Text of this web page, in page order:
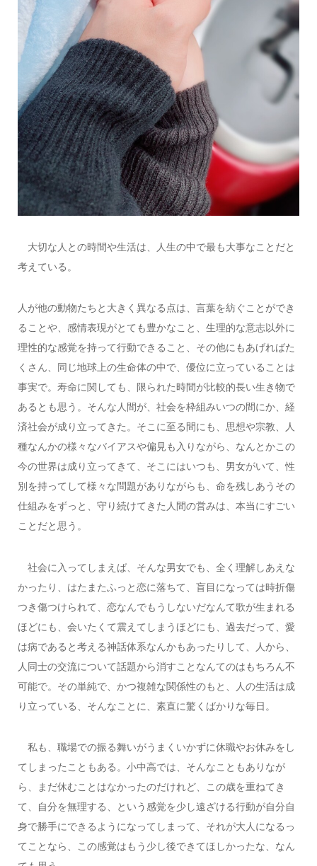
大切な人との時間や生活は、人生の中で最も大事なことだと
考えている。
人が他の動物たちと大きく異なる点は、言葉を紡ぐことができ
ることや、感情表現がとても豊かなこと、生理的な意志以外に
理性的な感覚を持って行動できること、その他にもあげればた
くさん、同じ地球上の生命体の中で、優位に立っていることは
事実で。寿命に関しても、限られた時間が比較的長い生き物で
あるとも思う。そんな人間が、社会を枠組みいつの間にか、経
済社会が成り立ってきた。そこに至る間にも、思想や宗教、人
種なんかの様々なバイアスや偏見も入りながら、なんとかこの
今の世界は成り立ってきて、そこにはいつも、男女がいて、性
別を持ってして様々な問題がありながらも、命を残しあうその
仕組みをずっと、守り続けてきた人間の営みは、本当にすごい
ことだと思う。
社会に入ってしまえば、そんな男女でも、全く理解しあえな
かったり、はたまたふっと恋に落ちて、盲目になっては時折傷
つき傷つけられて、恋なんでもうしないだなんて歌が生まれる
ほどにも、会いたくて震えてしまうほどにも、過去だって、愛
は病であると考える神話体系なんかもあったりして、人から、
人同士の交流について話題から消すことなんてのはもちろん不
可能で。その単純で、かつ複雑な関係性のもと、人の生活は成
り立っている、そんなことに、素直に驚くばかりな毎日。
私も、職場での振る舞いがうまくいかずに休職やお休みをし
てしまったこともある。小中高では、そんなこともありなが
ら、まだ休むことはなかったのだけれど、この歳を重ねてき
て、自分を無理する、という感覚を少し遠ざける行動が自分自
身で勝手にできるようになってしまって、それが大人になるっ
てことなら、この感覚はもう少し後できてほしかったな、なん